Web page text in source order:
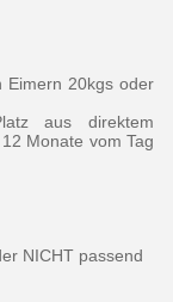
Eimern 20kgs oder
aus direktem
Monate vom Tag
NICHT passend